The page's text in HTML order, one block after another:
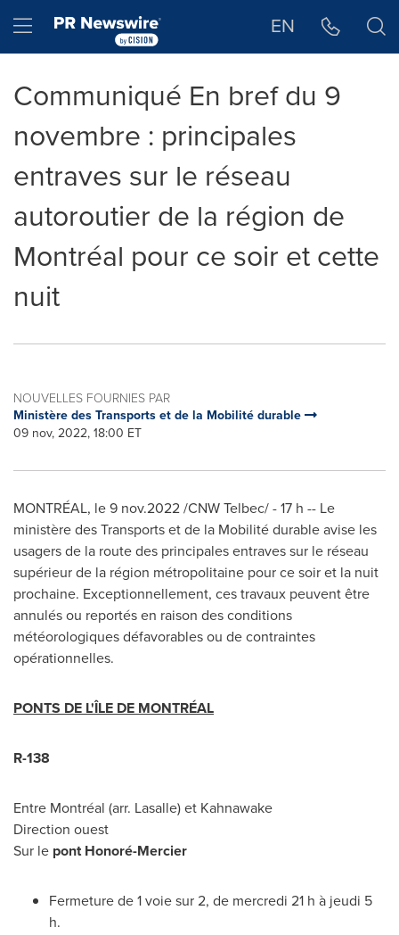
Hamburger menu EN
Communiqué En bref du 9
novembre : principales
entraves sur le réseau
autoroutier de la région de
Montréal pour ce soir et cette
nuit
NOUVELLES FOURNIES PAR
Ministère des Transports et de la Mobilité durable
09 nov, 2022, 18:00 ET
MONTRÉAL, le9 nov.2022/CNW Telbec/ - 17 h -- Le
ministère des Transports et de la Mobilité durable avise les
usagers de la route des principales entraves sur le réseau
supérieur de la région métropolitaine pour ce soir et la nuit
prochaine. Exceptionnellement, ces travaux peuvent être
annulés ou reportés en raison des conditions
météorologiques défavorables ou de contraintes
opérationnelles.
PONTS DE L'ÎLE DE MONTRÉAL
R-138
Entre Montréal (arr. Lasalle) et Kahnawake
Direction ouest
Sur le pont Honoré-Mercier
Fermeture de 1 voie sur 2, de mercredi 21 h à jeudi 5
h.